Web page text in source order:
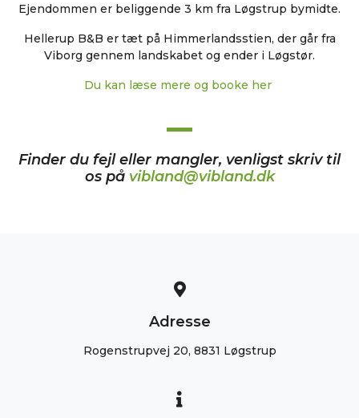
Ejendommen er beliggende 3 km fra Løgstrup bymidte.
Hellerup B&B er tæt på Himmerlandsstien, der går fra
Viborg gennem landskabet og ender i Løgstør.
Du kan læse mere og booke her
Finder du fejl eller mangler, venligst skriv til
os på vibland@vibland.dk
Adresse
Rogenstrupvej 20, 8831 Løgstrup